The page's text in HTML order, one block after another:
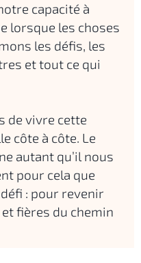
capacité à
lorsque les choses
les défis, les
et tout ce qui
de vivre cette
côte à côte. Le
autant qu’il nous
pour cela que
: pour revenir
fières du chemin